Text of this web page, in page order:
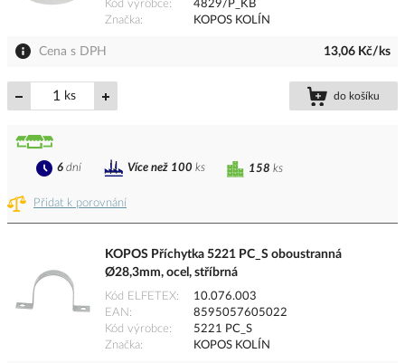
Kód výrobce
4829/P_KB
Značka
KOPOS KOLÍN
Cena s DPH 13,06 Kč/ks
ks do košíku
Přidat k porovnání
158 ks
6 dní Více než 100 ks
KOPOS Příchytka 5221 PC_S oboustranná
Ø28,3mm, ocel, stříbrná
Kód ELFETEX
10.076.003
EAN
8595057605022
Kód výrobce
5221 PC_S
Značka
KOPOS KOLÍN